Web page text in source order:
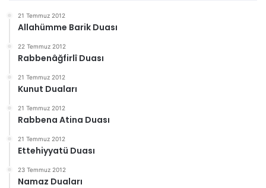
21 Temmuz 2012
Allahümme Barik Duası
22 Temmuz 2012
Rabbenâğfirlî Duası
21 Temmuz 2012
Kunut Duaları
21 Temmuz 2012
Rabbena Atina Duası
21 Temmuz 2012
Ettehiyyatü Duası
23 Temmuz 2012
Namaz Duaları